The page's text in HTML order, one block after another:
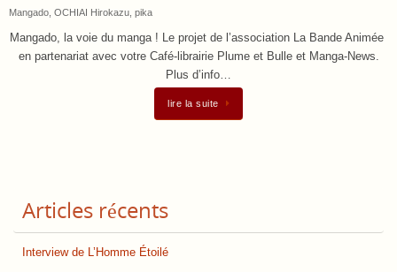
Mangado OCHIAI Hirokazu pika
Mangado, la voie du manga ! Le projet de l’association La Bande Animée
en partenariat avec votre Café-librairie Plume et Bulle et Manga-News.
Plus d’info…
lire la suite
Articles récents
Interview de L’Homme Étoilé